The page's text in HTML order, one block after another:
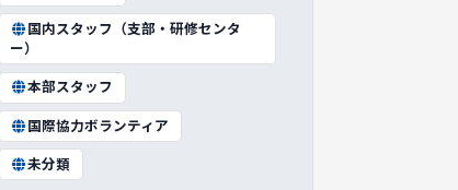
国内スタッフ（支部・研修センタ
ー）
本部スタッフ
国際協力ボランティア
未分類